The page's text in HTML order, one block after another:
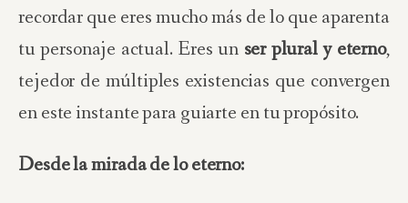
recordar que eres mucho más de lo que aparenta
tu personaje actual. Eres un ser plural y eterno,
tejedor de múltiples existencias que convergen
en este instante para guiarte en tu propósito.
Desde la mirada de lo eterno: